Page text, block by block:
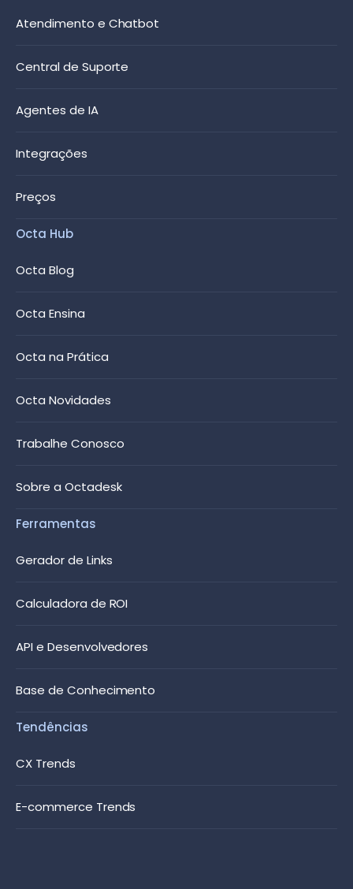
Atendimento e Chatbot
Central de Suporte
Agentes de IA
Integrações
Preços
Octa Hub
Octa Blog
Octa Ensina
Octa na Prática
Octa Novidades
Trabalhe Conosco
Sobre a Octadesk
Ferramentas
Gerador de Links
Calculadora de ROI
API e Desenvolvedores
Base de Conhecimento
Tendências
CX Trends
E-commerce Trends